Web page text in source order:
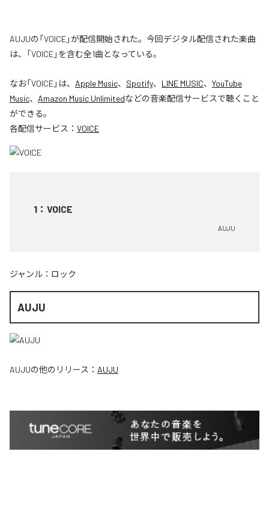
AUJUの「VOICE」が配信開始された。今回デジタル配信された楽曲
は、「VOICE」を含む全1曲となっている。
なお「VOICE」は、 Apple Music、 Spotify、 LINE MUSIC、 YouTube
Music、 Amazon Music Unlimitedなどの音楽配信サービスで聴くこと
ができる。
各配信サービス： VOICE
1 ： VOICE
AUJU
ジャンル： ロック
AUJU
AUJUの他のリリース： AUJU